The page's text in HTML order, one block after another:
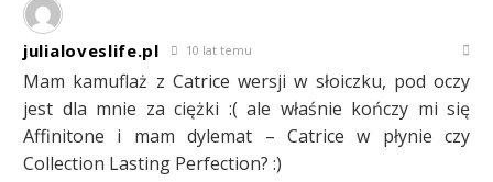
julialoveslife.pl 10 lat temu
Mam kamuflaż z Catrice wersji w słoiczku, pod oczy
jest dla mnie za ciężki :( ale właśnie kończy mi się
Affinitone i mam dylemat – Catrice w płynie czy
Collection Lasting Perfection? :)